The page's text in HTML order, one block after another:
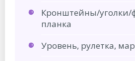
Кронштейны/уголки/
планка
Уровень, рулетка,